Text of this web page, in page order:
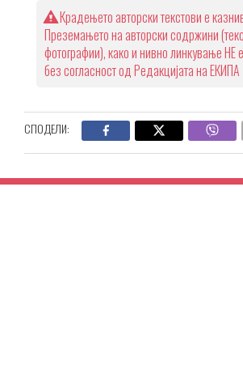
Крадењето авторски текстови е
Преземањето на авторски содржини
фотографии), како и нивно линкување НЕ
без согласност од Редакцијата на ЕКИПА
СПОДЕЛИ: